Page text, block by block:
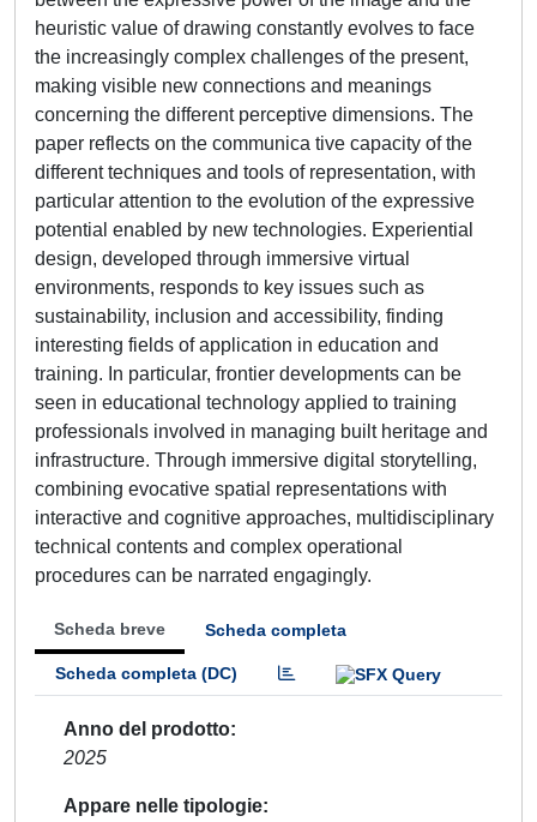
heuristic value of drawing constantly evolves to face
the increasingly complex challenges of the present,
making visible new connections and meanings
concerning the different perceptive dimensions. The
paper reflects on the communica tive capacity of the
different techniques and tools of representation, with
particular attention to the evolution of the expressive
potential enabled by new technologies. Experiential
design, developed through immersive virtual
environments, responds to key issues such as
sustainability, inclusion and accessibility, finding
interesting fields of application in education and
training. In particular, frontier developments can be
seen in educational technology applied to training
professionals involved in managing built heritage and
infrastructure. Through immersive digital storytelling,
combining evocative spatial representations with
interactive and cognitive approaches, multidisciplinary
technical contents and complex operational
procedures can be narrated engagingly.
Scheda breve Scheda completa
Scheda completa (DC)
Anno del prodotto
2025
Appare nelle tipologie